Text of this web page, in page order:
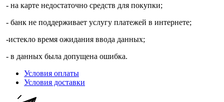
- на карте недостаточно средств для покупки;
- банк не поддерживает услугу платежей в интернете;
-истекло время ожидания ввода данных;
- в данных была допущена ошибка.
Условия оплаты
Условия доставки